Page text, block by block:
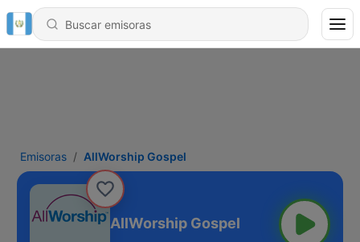
Emisoras AllWorship Gospel
AllWorship Gospel